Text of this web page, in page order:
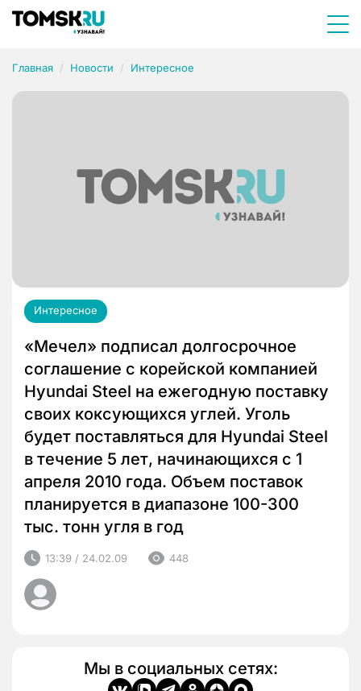
Главная Новости Интересное
Интересное
«Мечел» подписал долгосрочное
соглашение с корейской компанией
Hyundai Steel на ежегодную поставку
своих коксующихся углей. Уголь
будет поставляться для Hyundai Steel
в течение 5 лет, начинающихся с 1
апреля 2010 года. Объем поставок
планируется в диапазоне 100-300
тыс. тонн угля в год
13:39 / 24.02.09 448
Мы в социальных сетях: